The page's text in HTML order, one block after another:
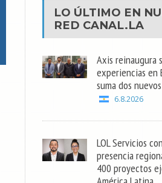
LO ÚLTIMO EN
RED CANAL.LA
Axis reinaugura
experiencias en
suma dos
6.8.2026
LOL Servicios
presencia
400 proyectos